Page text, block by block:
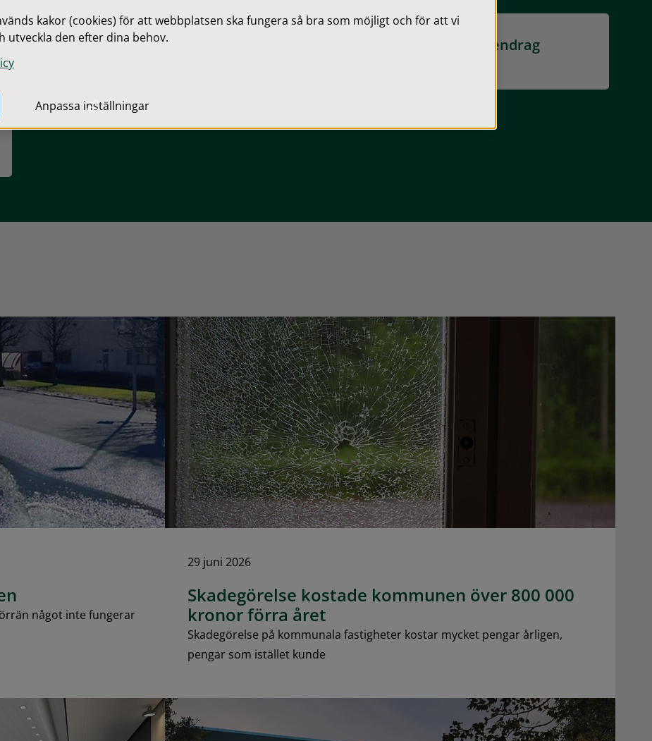
Lodkartor Restaurering av vattendrag
något inte fungerar
29 juni 2026
Skadegörelse kostade kommunen över 800 000
kronor förra året
Skadegörelse på kommunala fastigheter kostar mycket pengar årligen,
pengar som istället kunde
kakor (cookies) för att webbplatsen ska fungera så bra som möjligt och för att vi
utveckla den efter dina behov.
Anpassa inställningar